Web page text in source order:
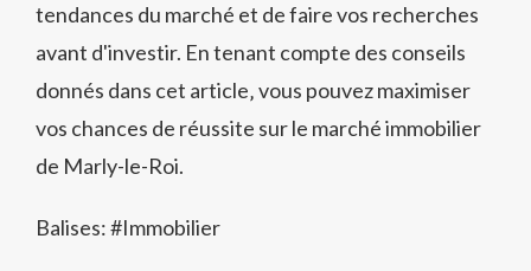
tendances du marché et de faire vos recherches
avant d'investir. En tenant compte des conseils
donnés dans cet article‚ vous pouvez maximiser
vos chances de réussite sur le marché immobilier
de Marly-le-Roi.
Balises: #Immobilier